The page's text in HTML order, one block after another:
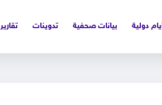
دولية بيانات صحفية تدوينات تقارير